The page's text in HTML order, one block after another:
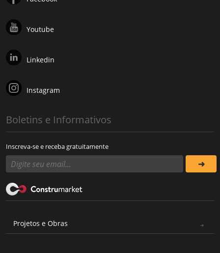
Youtube
Linkedin
Instagram
Boletins e Informativos
Inscreva-se e receba gratuitamente
Projetos e Obras